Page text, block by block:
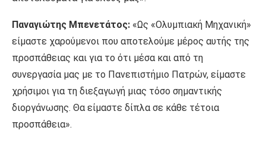
Παναγιώτης Μπενετάτος: «Ως «Ολυμπιακή Μηχανική»
είμαστε χαρούμενοι που αποτελούμε μέρος αυτής της
προσπάθειας και για το ότι μέσα και από τη
συνεργασία μας με το Πανεπιστήμιο Πατρών, είμαστε
χρήσιμοι για τη διεξαγωγή μιας τόσο σημαντικής
διοργάνωσης. Θα είμαστε δίπλα σε κάθε τέτοια
προσπάθεια».